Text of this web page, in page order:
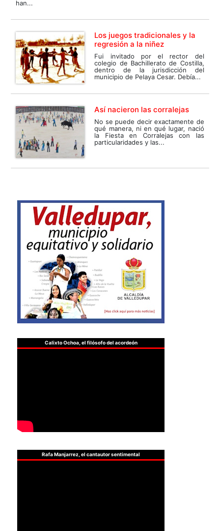
han...
Los juegos tradicionales y la
regresión a la niñez
Fui invitado por el rector del
colegio de Bachillerato de Costilla,
dentro de la jurisdicción del
municipio de Pelaya Cesar. Debía...
Así nacieron las corralejas
No se puede decir exactamente de
qué manera, ni en qué lugar, nació
la Fiesta en Corralejas con las
particularidades y las...
Calixto Ochoa, el filósofo del acordeón
Rafa Manjarrez, el cantautor sentimental